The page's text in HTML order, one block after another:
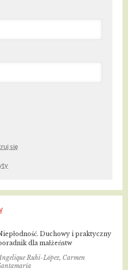
się
Duchowy i praktyczny
dla małżeństw
Ruhi-López, Carmen